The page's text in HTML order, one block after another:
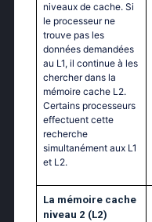
niveaux de cache. Si
le processeur ne
trouve pas les
données demandées
au L1, il continue à les
chercher dans la
mémoire cache L2.
Certains processeurs
effectuent cette
recherche
simultanément aux L1
et L2.
La mémoire cache
niveau 2 (L2)